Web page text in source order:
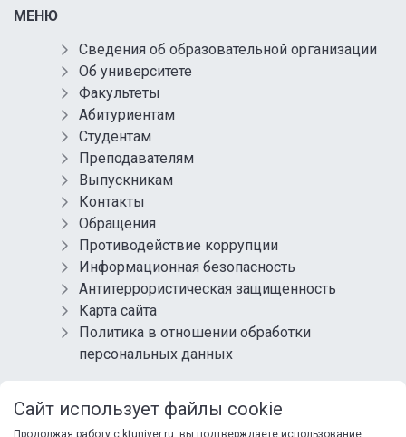
МЕНЮ
Сведения об образовательной организации
Об университете
Факультеты
Абитуриентам
Студентам
Преподавателям
Выпускникам
Контакты
Обращения
Противодействие коррупции
Информационная безопасность
Антитеррористическая защищенность
Карта сайта
Политика в отношении обработки
персональных данных
СОЦИАЛЬНЫЕ СЕТИ
Сайт использует файлы cookie